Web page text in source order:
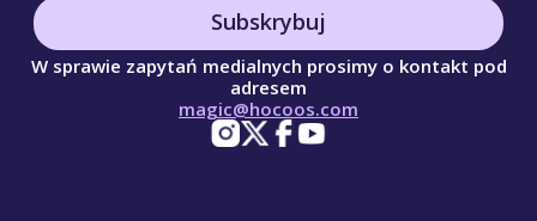
Subskrybuj
W sprawie zapytań medialnych prosimy o kontakt pod
adresem
magic@hocoos.com